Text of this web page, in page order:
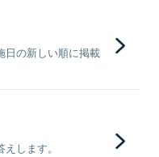
日の新しい順に掲載
します。